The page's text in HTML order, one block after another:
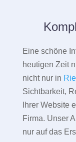
Eine schöne
heutigen Zeit
nicht nur in
Sichtbarkeit,
Ihrer Website
Firma. Unser
nur auf das